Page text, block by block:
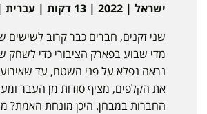
ישראל | 2022 | 13 דקות | עברית | עלילתי
שני זקנים, חברים כבר קרוב לשישים
מדי שבוע בפארק הציבורי כדי לשחק
נראה נפלא על פני השטח, עד שאירוע
את הקלפים, מציף סודות מן העבר
החברות במבחן. היכן מונחת האמת?